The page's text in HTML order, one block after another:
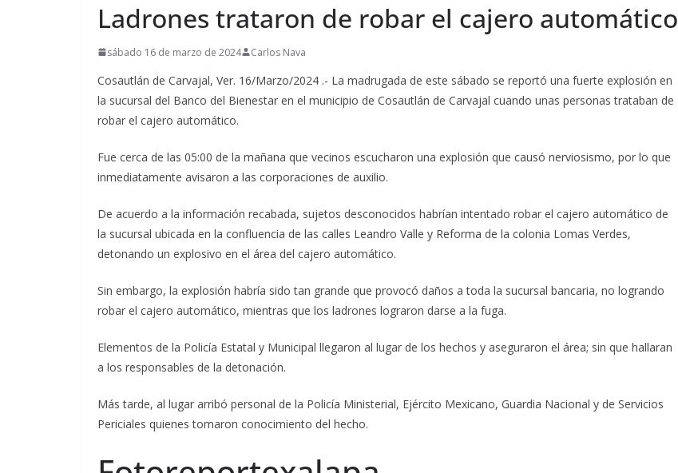
Ladrones trataron de robar el cajero automático
sábado 16 de marzo de 2024 Carlos Nava
Cosautlán de Carvajal, Ver. 16/Marzo/2024 .- La madrugada de este sábado se reportó una fuerte explosión en
la sucursal del Banco del Bienestar en el municipio de Cosautlán de Carvajal cuando unas personas trataban de
robar el cajero automático.
Fue cerca de las 05:00 de la mañana que vecinos escucharon una explosión que causó nerviosismo, por lo que
inmediatamente avisaron a las corporaciones de auxilio.
De acuerdo a la información recabada, sujetos desconocidos habrían intentado robar el cajero automático de
la sucursal ubicada en la confluencia de las calles Leandro Valle y Reforma de la colonia Lomas Verdes,
detonando un explosivo en el área del cajero automático.
Sin embargo, la explosión habría sido tan grande que provocó daños a toda la sucursal bancaria, no logrando
robar el cajero automático, mientras que los ladrones lograron darse a la fuga.
Elementos de la Policía Estatal y Municipal llegaron al lugar de los hechos y aseguraron el área; sin que hallaran
a los responsables de la detonación.
Más tarde, al lugar arribó personal de la Policía Ministerial, Ejército Mexicano, Guardia Nacional y de Servicios
Periciales quienes tomaron conocimiento del hecho.